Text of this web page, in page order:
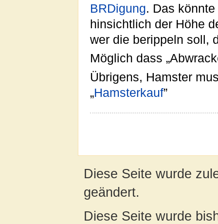
BRDigung. Das
hinsichtlich der Höhe
wer die berippeln soll,
Möglich dass
Übrigens, Hamster
„Hamsterkauf”
Diese Seite wurde
geändert.
Diese Seite wurde